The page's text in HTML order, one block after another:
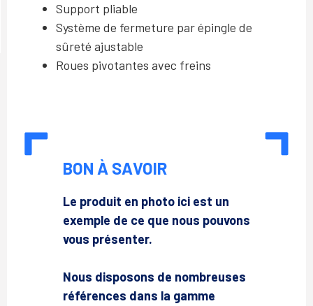
Support pliable
Système de fermeture par épingle de
sûreté ajustable
Roues pivotantes avec freins
BON À SAVOIR
Le produit en photo ici est un
exemple de ce que nous pouvons
vous présenter.
Nous disposons de nombreuses
références dans la gamme